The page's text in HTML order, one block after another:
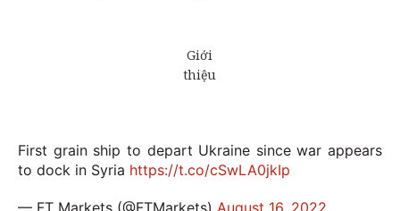
First grain ship to depart Ukraine since war appears
to dock in Syria https://t.co/cSwLA0jkIp